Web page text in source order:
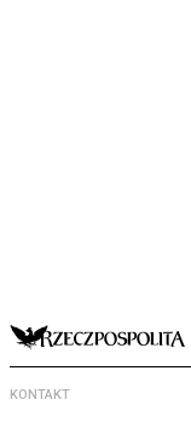
KONTAKT